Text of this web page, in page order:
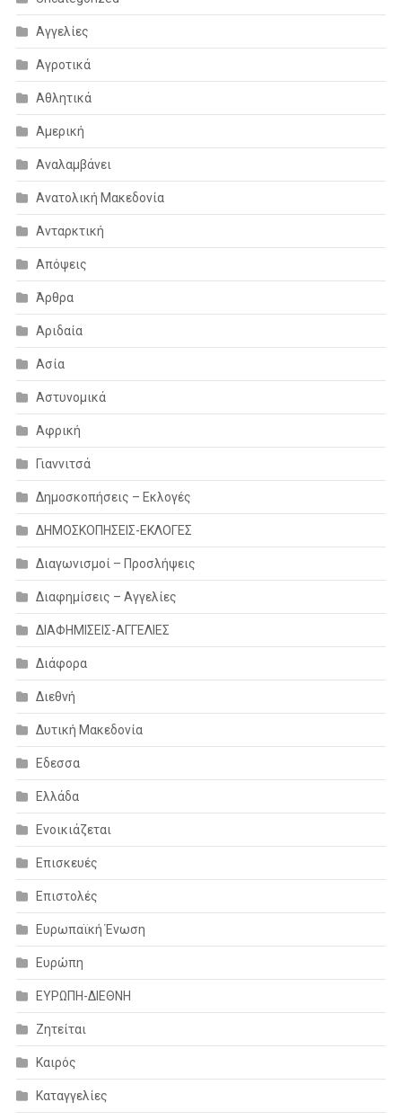
Αγγελίες
Αγροτικά
Αθλητικά
Αμερική
Αναλαμβάνει
Ανατολική Μακεδονία
Ανταρκτική
Απόψεις
Άρθρα
Αριδαία
Ασία
Αστυνομικά
Αφρική
Γιαννιτσά
Δημοσκοπήσεις – Εκλογές
ΔΗΜΟΣΚΟΠΗΣΕΙΣ-ΕΚΛΟΓΕΣ
Διαγωνισμοί – Προσλήψεις
Διαφημίσεις – Αγγελίες
ΔΙΑΦΗΜΙΣΕΙΣ-ΑΓΓΕΛΙΕΣ
Διάφορα
Διεθνή
Δυτική Μακεδονία
Εδεσσα
Ελλάδα
Ενοικιάζεται
Επισκευές
Επιστολές
Ευρωπαϊκή Ένωση
Ευρώπη
ΕΥΡΩΠΗ-ΔΙΕΘΝΗ
Ζητείται
Καιρός
Καταγγελίες